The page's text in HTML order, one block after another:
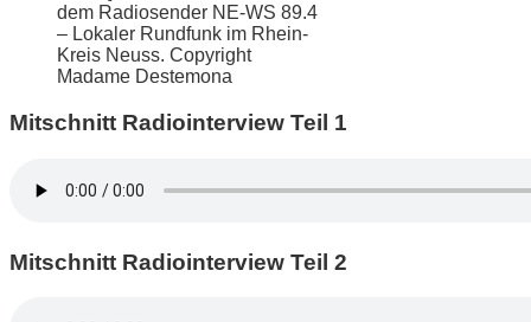
dem Radiosender NE-WS 89.4
– Lokaler Rundfunk im Rhein-
Kreis Neuss. Copyright
Madame Destemona
Mitschnitt Radiointerview Teil 1
Mitschnitt Radiointerview Teil 2